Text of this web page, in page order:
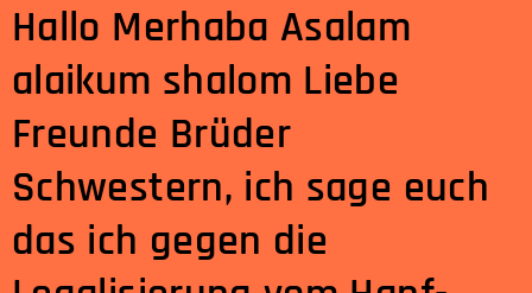
Hallo Merhaba Asalam
alaikum shalom Liebe
Freunde Brüder
Schwestern, ich sage euch
das ich gegen die